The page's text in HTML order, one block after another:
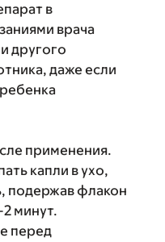
в
врача
другого
даже если
применения.
капли в ухо,
подержав флакон
минут.
перед